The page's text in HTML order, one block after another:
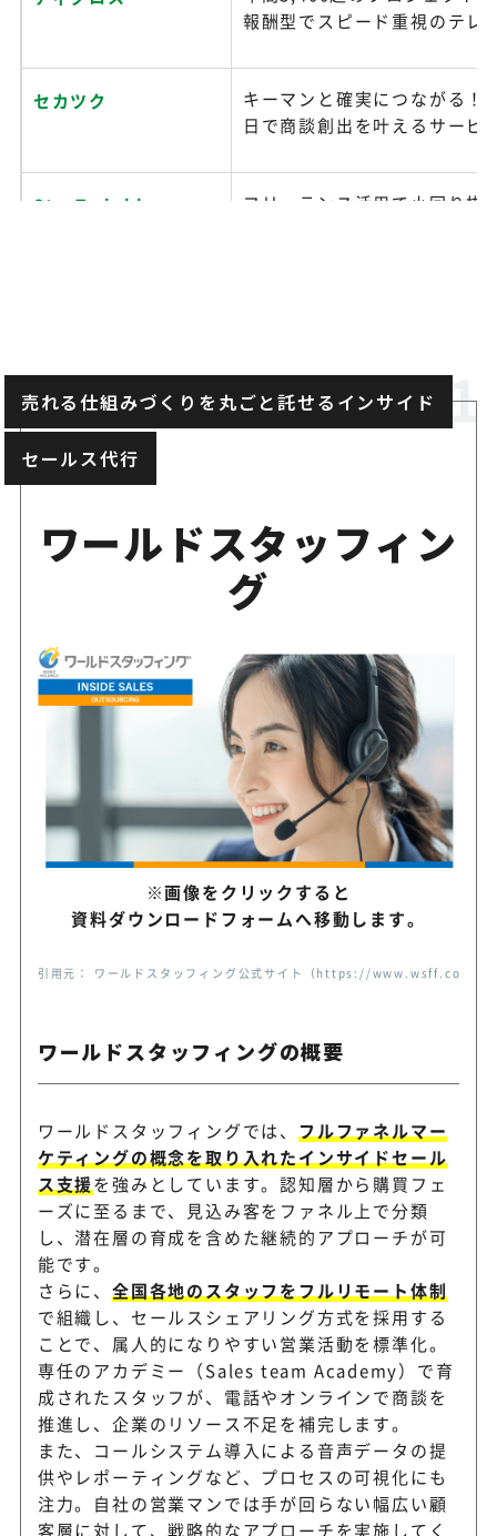
報酬型でスピード重視のテレ
セカツク
キーマンと確実につながる！
日で商談創出を叶えるサービ
StarTwinkle
フリーランス活用で小回り抜
アソウ
人材派遣事業で培ったノウハ
駄なコストを発生させない
最短2営業日で開始！コール
レアポやフォーム送信代行も
DORIRU
BDRやインサイドセールス代
拓の商談創出を支援
カリトルくん
定額制で営業戦略から商談獲
セレブリックス
営業代行・営業コンサルティ
研修まで幅広く支援
BALES
インサイドセールス代行と運
いBtoB営業支援
セイヤク
営業課題に合わせてテレアポ
エッジコネクション
営業戦略設計からテレアポ、
セールスまで支援
ジャパンプ
テレアポから訪問営業、商談
ングまで相談できる営業代行
売れる仕組みづくりを丸ごと託せるインサイド
セールス代行
ワールドスタッフィン
グ
※画像をクリックすると
資料ダウンロードフォームへ移動します。
引用元： ワールドスタッフィング公式サイト（https://www.wsff.co.jp/
ワールドスタッフィングの概要
ワールドスタッフィングでは、 フルファネルマー
ケティングの概念を取り入れたインサイドセール
ス支援を強みとしています。認知層から購買フェ
ーズに至るまで、見込み客をファネル上で分類
し、潜在層の育成を含めた継続的アプローチが可
能です。
さらに、全国各地のスタッフをフルリモート体制
で組織し、セールスシェアリング方式を採用する
ことで、属人的になりやすい営業活動を標準化。
専任のアカデミー（Sales team Academy）で育
成されたスタッフが、電話やオンラインで商談を
推進し、企業のリソース不足を補完します。
また、コールシステム導入による音声データの提
供やレポーティングなど、プロセスの可視化にも
注力。自社の営業マンでは手が回らない幅広い顧
客層に対して、戦略的なアプローチを実施してく